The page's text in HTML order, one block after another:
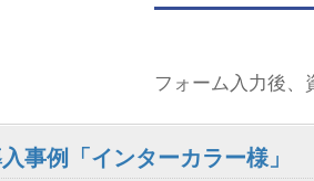
フォーム入力後、
例「インターカラー様」